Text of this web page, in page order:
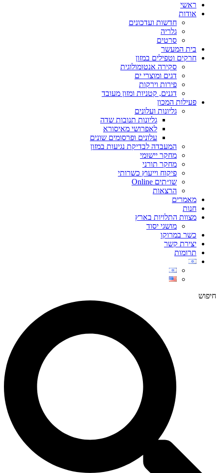
ראשי
אודות
חדשות ועדכונים
גלריה
סרטים
בית המעשר
חרקים וטפילים במזון
סקירה אנטומולוגית
דגים ומוצרי ים
פירות וירקות
דגנים, קטניות ומזון מעובד
פעילות המכון
גליונות ועלונים
גליונות תנובות שדה
לאפרושי מאיסורא
עלונים ופרסומים שונים
המעבדה לבדיקת נגיעות במזון
מחקר יישומי
מחקר תורני
פיקוח וייעוץ כשרותי
שו״תים Online
הרצאות
מאמרים
חנות
מצוות התלויות בארץ
מושגי יסוד
כשר במרוקו
יצירת קשר
תרומות
חיפוש